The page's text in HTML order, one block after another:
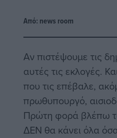
Από: news room
Αν πιστέψουμε τις
αυτές τις εκλογές.
που τις επέβαλε,
πρωθυπουργό,
Πρώτη φορά βλέπω
ΔΕΝ θα κάνει όλα